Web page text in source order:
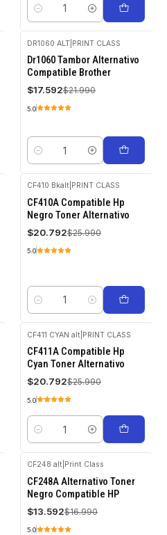
Cantidad
-20%
OFF
DR1060 ALT PRINT CLASS
Dr1060 Tambor Alternativo
Compatible Brother
$17.592$21.990
5.0
Cantidad
-20%
OFF
CF410 Bkalt PRINT CLASS
CF410A Compatible Hp
Negro Toner Alternativo
$20.792$25.990
5.0
Cantidad
-20%
OFF
CF411 CYAN alt PRINT CLASS
CF411A Compatible Hp
Cyan Toner Alternativo
$20.792$25.990
5.0
Cantidad
-20%
OFF
CF248 alt Print Class
CF248A Alternativo Toner
Negro Compatible HP
$13.592$16.990
5.0